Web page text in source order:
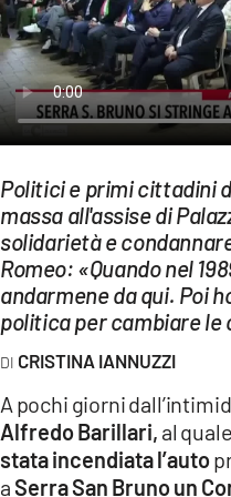
EVENTI
SPORT
Streaming
LAC NETWORK
LAC ONAIR
LaC
LACTV.IT
LACONAIR.IT
Politici e primi cittadini
massa all'assise di
solidarietà e
Romeo: «Quando nel
andarmene da qui. Poi
politica per cambiare le
CRISTINA IANNUZZI
A pochi giorni
Alfredo Barillari, al
stata incendiata l’auto
aSerra San Bruno un